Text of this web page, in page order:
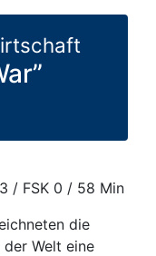
/ FSK 0 / 58 Min
die
Welt eine